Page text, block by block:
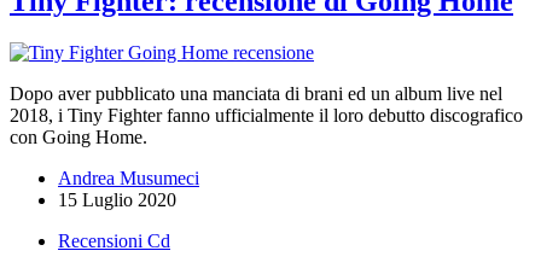
Dopo aver pubblicato una manciata di brani ed un album live nel
2018, i Tiny Fighter fanno ufficialmente il loro debutto discografico
con Going Home.
Andrea Musumeci
15 Luglio 2020
Recensioni Cd